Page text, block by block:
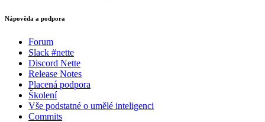
Nápověda a podpora
Forum
Slack #nette
Discord Nette
Release Notes
Placená podpora
Školení
Vše podstatné o umělé inteligenci
Commits